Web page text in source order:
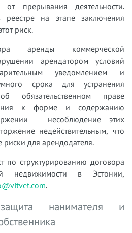
прерывания деятельности.
реестре на этапе заключения
риск.
аренды коммерческой
арендатором условий
уведомлением и
срока для устранения
обязательственном праве
к форме и содержанию
- несоблюдение этих
недействительным, что
риски для арендодателя.
по структурированию договора
недвижимости в Эстонии,
.
нанимателя и